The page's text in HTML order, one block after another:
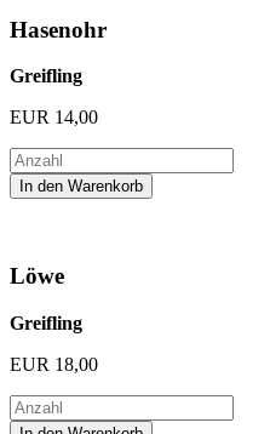
Hasenohr
Greifling
EUR 14,00
Löwe
Greifling
EUR 18,00